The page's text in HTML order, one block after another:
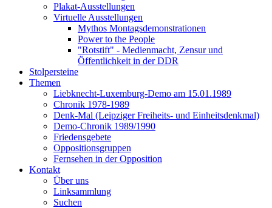
Plakat-Ausstellungen
Virtuelle Ausstellungen
Mythos Montagsdemonstrationen
Power to the People
"Rotstift" - Medienmacht, Zensur und
Öffentlichkeit in der DDR
Stolpersteine
Themen
Liebknecht-Luxemburg-Demo am 15.01.1989
Chronik 1978-1989
Denk-Mal (Leipziger Freiheits- und Einheitsdenkmal)
Demo-Chronik 1989/1990
Friedensgebete
Oppositionsgruppen
Fernsehen in der Opposition
Kontakt
Über uns
Linksammlung
Suchen